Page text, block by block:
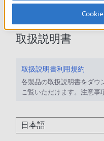
取扱説明書
取扱説明書利用規約
各製品の取扱説明書をダウ
ご覧いただけます。注意事